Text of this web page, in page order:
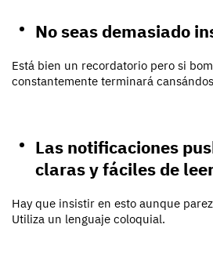
No seas demasiado
Está bien un recordatorio pero si
constantemente terminará
Las notificaciones
claras y fáciles de
Hay que insistir en esto aunque
Utiliza un lenguaje coloquial.